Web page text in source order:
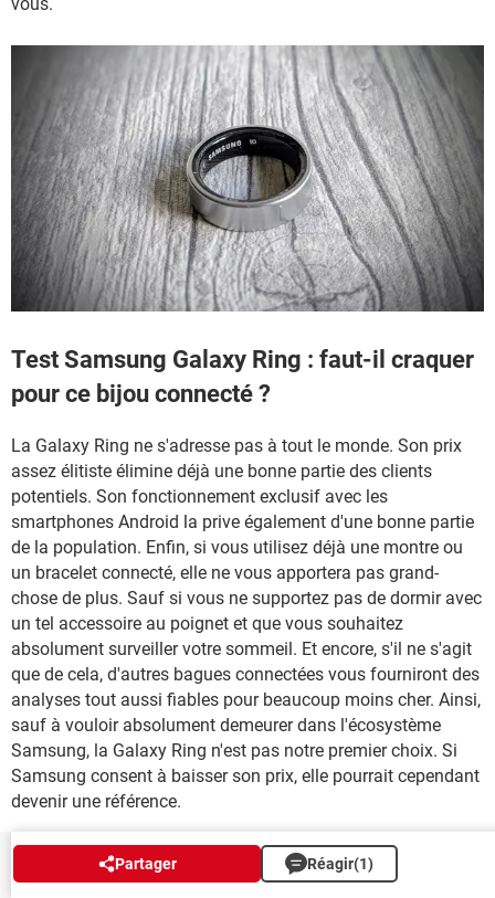
Test Samsung Galaxy Ring : faut-il craquer
pour ce bijou connecté ?
La Galaxy Ring ne s'adresse pas à tout le monde. Son prix
assez élitiste élimine déjà une bonne partie des clients
potentiels. Son fonctionnement exclusif avec les
smartphones Android la prive également d'une bonne partie
de la population. Enfin, si vous utilisez déjà une montre ou
un bracelet connecté, elle ne vous apportera pas grand-
chose de plus. Sauf si vous ne supportez pas de dormir avec
un tel accessoire au poignet et que vous souhaitez
absolument surveiller votre sommeil. Et encore, s'il ne s'agit
que de cela, d'autres bagues connectées vous fourniront des
analyses tout aussi fiables pour beaucoup moins cher. Ainsi,
sauf à vouloir absolument demeurer dans l'écosystème
Samsung, la Galaxy Ring n'est pas notre premier choix. Si
Samsung consent à baisser son prix, elle pourrait cependant
devenir une référence.
Partager Réagir(1)
NEWSLETTER